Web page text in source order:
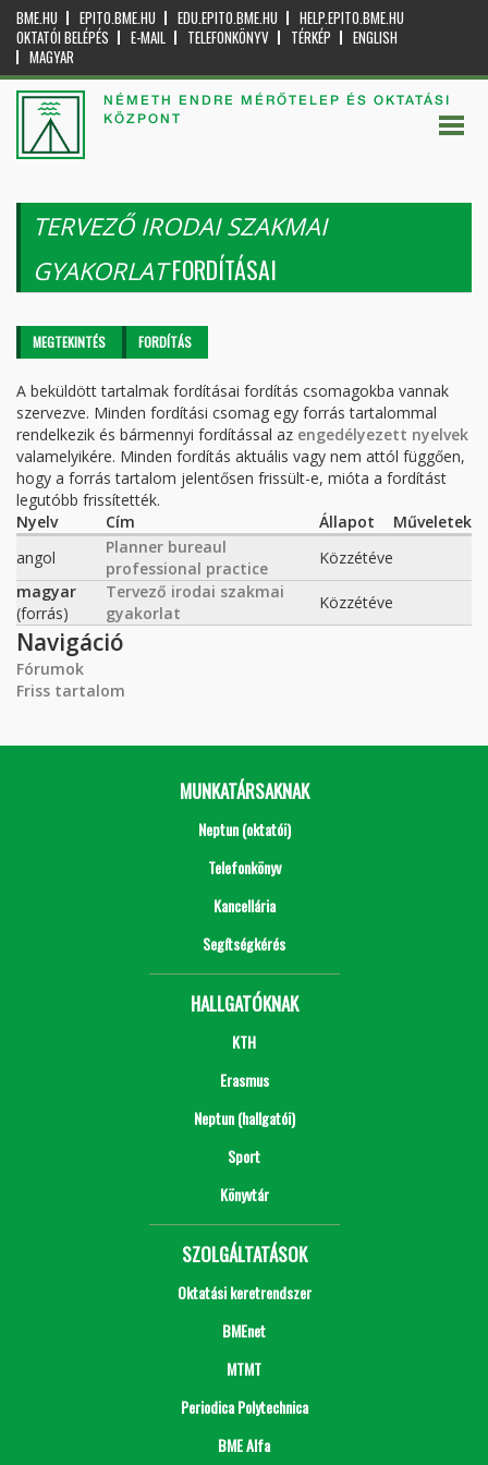
BME.HU EPITO.BME.HU EDU.EPITO.BME.HU
HELP.EPITO.BME.HU
OKTATÓI BELÉPÉS
E-MAIL TELEFONKÖNYV TÉRKÉP
ENGLISH
MAGYAR
NÉMETH ENDRE MÉRŐTELEP ÉS OKTATÁSI
KÖZPONT
TERVEZŐ IRODAI SZAKMAI
GYAKORLATFORDÍTÁSAI
Elsődleges fülek
MEGTEKINTÉS FORDÍTÁS
A beküldött tartalmak fordításai fordítás csomagokba vannak
szervezve. Minden fordítási csomag egy forrás tartalommal
rendelkezik és bármennyi fordítással az engedélyezett nyelvek
valamelyikére. Minden fordítás aktuális vagy nem attól függően,
hogy a forrás tartalom jelentősen frissült-e, mióta a fordítást
legutóbb frissítették.
Nyelv
Cím Állapot
Műveletek
angol
Planner bureaul
professional practice
Közzétéve
magyar
(forrás)
Tervező irodai szakmai
gyakorlat
Közzétéve
Navigáció
Fórumok
Friss tartalom
MUNKATÁRSAKNAK
Neptun (oktatói)
Telefonkönyv
Kancellária
Segítségkérés
HALLGATÓKNAK
KTH
Erasmus
Neptun (hallgatói)
Sport
Könyvtár
SZOLGÁLTATÁSOK
Oktatási keretrendszer
BMEnet
MTMT
Periodica Polytechnica
BME Alfa